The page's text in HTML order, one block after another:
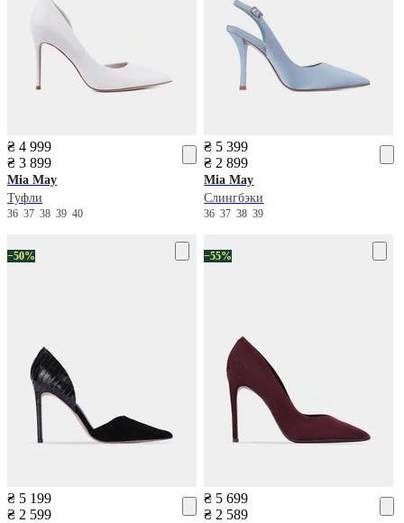
₴ 4 999
₴ 3 899
Mia May
Туфли
36 37 38 39 40
₴ 5 399
₴ 2 899
Mia May
Слингбэки
36373839
−50%
₴ 5 199
₴ 2 599
−55%
₴ 5 699
₴ 2 589